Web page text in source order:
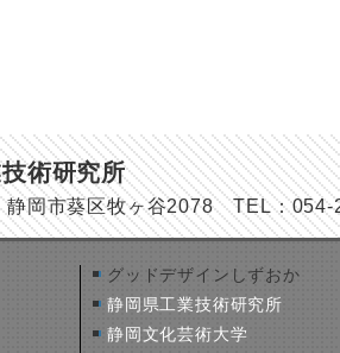
術研究所
岡市葵区牧ヶ谷2078 TEL：
グッドデザインしずおか
静岡県工業技術研究所
静岡文化芸術大学